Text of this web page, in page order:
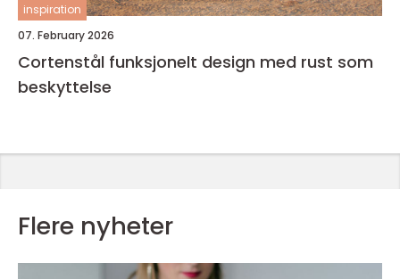
inspiration
07. February 2026
Cortenstål funksjonelt design med rust som
beskyttelse
Flere nyheter